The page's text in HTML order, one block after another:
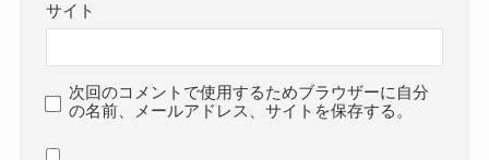
サイト
次回のコメントで使用するためブラウザーに自分
の名前、メールアドレス、サイトを保存する。